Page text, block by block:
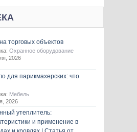
торговых объектов
Охранное оборудование
2026
для парикмахерских: что
Мебель
2026
утеплитель:
и применение в